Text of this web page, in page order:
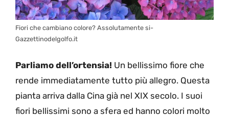
Fiori che cambiano colore? Assolutamente si-
Gazzettinodelgolfo.it
Parliamo dell’ortensia! Un bellissimo fiore che
rende immediatamente tutto più allegro. Questa
pianta arriva dalla Cina già nel XIX secolo. I suoi
fiori bellissimi sono a sfera ed hanno colori molto